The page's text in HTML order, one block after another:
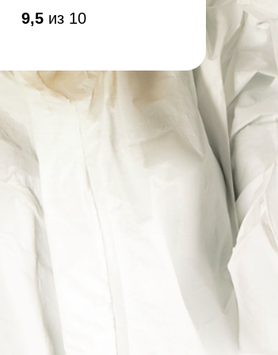
Обработка кондитерского
Дезинфекция
9,5 из 10